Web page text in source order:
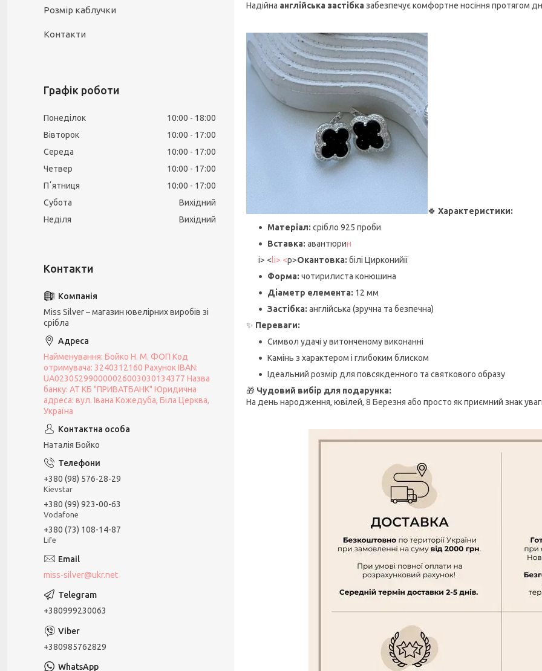
Надійна англійська застібка забезпечує комфортне носіння протягом
🍀 Характеристики:
Матеріал: срібло 925 проби
Вставка: авантюрин
i> <li> <p>Окантовка: білі Цирконийії
Форма: чотирилиста конюшина
Діаметр елемента: 12 мм
Застібка: англійська (зручна та безпечна)
✨ Переваги:
Символ удачі у витонченому виконанні
Камінь з характером і глибоким блиском
Ідеальний розмір для повсякденного та святкового образу
🎁 Чудовий вибір для подарунка:
На день народження, ювілей, 8 Березня або просто як приємний знак
Розмір каблучки
Контакти
Графік роботи
Понеділок 10:00
18:00
Вівторок
10:00
17:00
Середа
10:00
17:00
Четвер
10:00
17:00
Пʼятниця
10:00
17:00
Субота
Вихідний
Неділя
Вихідний
Miss Silver – магазин ювелірних виробів зі
срібла
Найменування: Бойко Н. М. ФОП Код
отримувача: 3240312160 Рахунок IBAN:
UA023052990000026003030134377 Назва
банку: АТ КБ "ПРИВАТБАНК" Юридична
адреса: вул. Івана Кожедуба, Біла Церква,
Україна
Наталія Бойко
+380 (98) 576-28-29
Kievstar
+380 (99) 923-00-63
Vodafone
+380 (73) 108-14-87
Life
miss-silver@ukr.net
+380999230063
+380985762829